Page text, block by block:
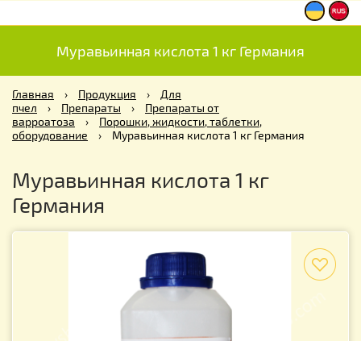
Муравьинная кислота 1 кг Германия
Главная › Продукция ›
Для
пчел
› Препараты ›
Препараты от
варроатоза
›
Порошки, жидкости, таблетки,
оборудование
› Муравьинная кислота 1 кг Германия
Муравьинная кислота 1 кг
Германия